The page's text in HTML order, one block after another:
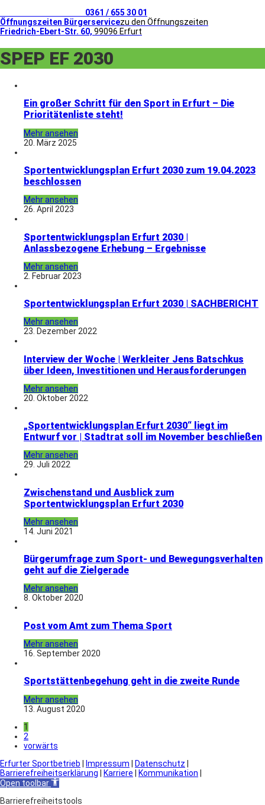
0361 / 655 30 01
Öffnungszeiten Bürgerservicezu den Öffnungszeiten
Friedrich-Ebert-Str. 60, 99096 Erfurt
SPEP EF 2030
Ein großer Schritt für den Sport in Erfurt – Die
Prioritätenliste steht!
Mehr ansehen
20. März 2025
Sportentwicklungsplan Erfurt 2030 zum 19.04.2023
beschlossen
Mehr ansehen
26. April 2023
Sportentwicklungsplan Erfurt 2030 |
Anlassbezogene Erhebung – Ergebnisse
Mehr ansehen
2. Februar 2023
Sportentwicklungsplan Erfurt 2030 | SACHBERICHT
Mehr ansehen
23. Dezember 2022
Interview der Woche | Werkleiter Jens Batschkus
über Ideen, Investitionen und Herausforderungen
Mehr ansehen
20. Oktober 2022
„Sportentwicklungsplan Erfurt 2030“ liegt im
Entwurf vor | Stadtrat soll im November beschließen
Mehr ansehen
29. Juli 2022
Zwischenstand und Ausblick zum
Sportentwicklungsplan Erfurt 2030
Mehr ansehen
14. Juni 2021
Bürgerumfrage zum Sport- und Bewegungsverhalten
geht auf die Zielgerade
Mehr ansehen
8. Oktober 2020
Post vom Amt zum Thema Sport
Mehr ansehen
16. September 2020
Sportstättenbegehung geht in die zweite Runde
Mehr ansehen
13. August 2020
1
2
vorwärts
Erfurter Sportbetrieb | Impressum | Datenschutz |
Barrierefreiheitserklärung | Karriere | Kommunikation |
Open toolbar
Barrierefreiheitstools